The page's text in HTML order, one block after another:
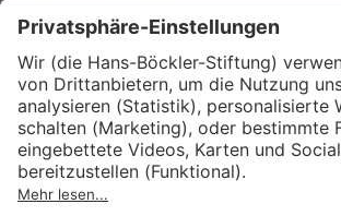
Wirtschafts- und
Institut für Makroökonomie und
Konjunkturforschung